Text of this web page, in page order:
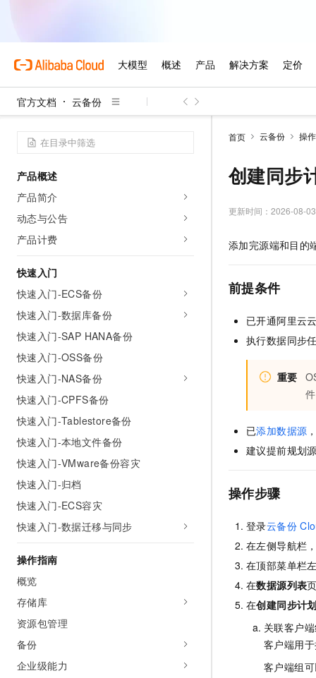
官方文档 云备份
产品概述
产品简介
动态与公告
产品计费
快速入门
快速入门-ECS备份
快速入门-数据库备份
快速入门-SAP HANA备份
快速入门-OSS备份
快速入门-NAS备份
快速入门-CPFS备份
快速入门-Tablestore备份
快速入门-本地文件备份
快速入门-VMware备份容灾
快速入门-归档
快速入门-ECS容灾
快速入门-数据迁移与同步
操作指南
概览
存储库
资源包管理
备份
企业级能力
首页 云备份 操
创建同步
更新时间： 2026-08-
添加完源端和目的
前提条件
已开通阿里云
执行数据同步
重要
已添加数据源
建议提前规划
操作步骤
登录云备份
在左侧导航栏
在顶部菜单栏
在数据源列表
在创建同步计
关联客户
客户端用
客户端组